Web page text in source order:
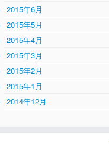
2015年6月
2015年5月
2015年4月
2015年3月
2015年2月
2015年1月
2014年12月